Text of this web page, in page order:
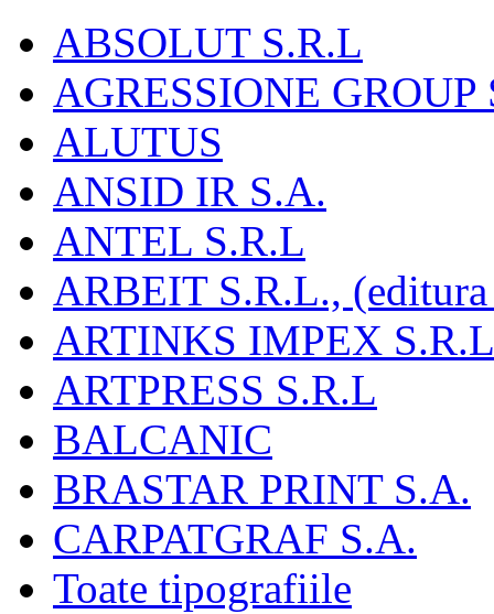
ABSOLUT S.R.L
AGRESSIONE GROUP
ALUTUS
ANSID IR S.A.
ANTEL S.R.L
ARBEIT S.R.L.,
ARTINKS IMPEX
ARTPRESS S.R.L
BALCANIC
BRASTAR PRINT S.A.
CARPATGRAF S.A.
Toate tipografiile